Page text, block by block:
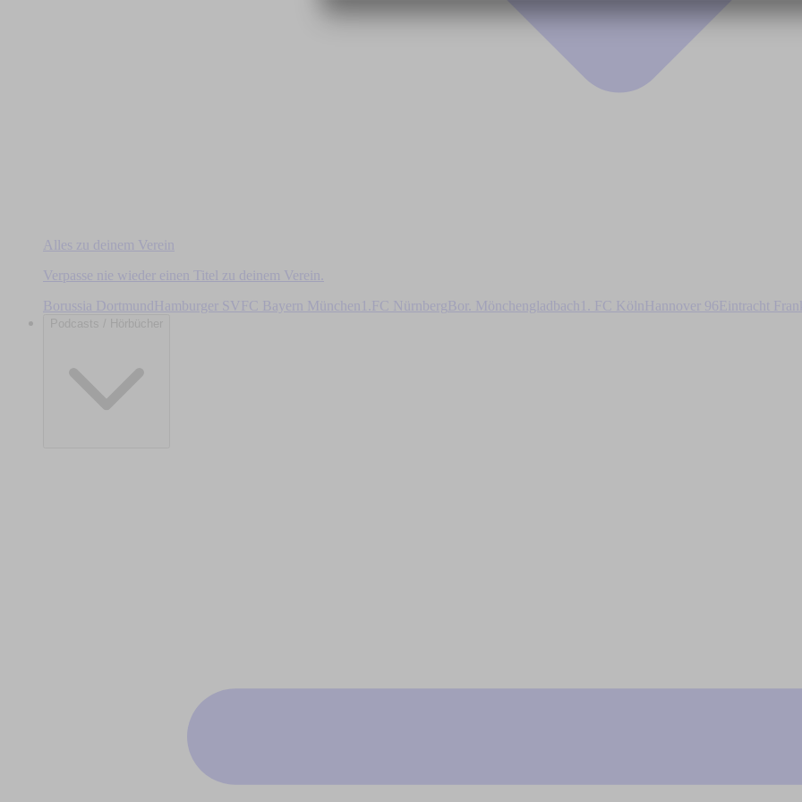
Alles zu deinem Verein
Verpasse nie wieder einen Titel zu deinem Verein.
Borussia DortmundHamburger SV FC Bayern München 1.FC Nürnberg Bor. Mönchengladbach 1. FC Köln Hannover 96Eintracht
Podcasts / Hörbücher